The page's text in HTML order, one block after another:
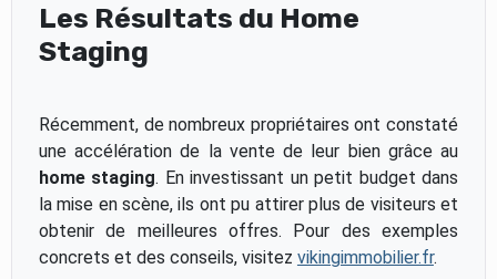
Les Résultats du Home
Staging
Récemment, de nombreux propriétaires ont constaté
une accélération de la vente de leur bien grâce au
home staging. En investissant un petit budget dans
la mise en scène, ils ont pu attirer plus de visiteurs et
obtenir de meilleures offres. Pour des exemples
concrets et des conseils, visitez vikingimmobilier.fr.